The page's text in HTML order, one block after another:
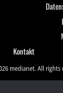
Kontakt
medianet. All rights